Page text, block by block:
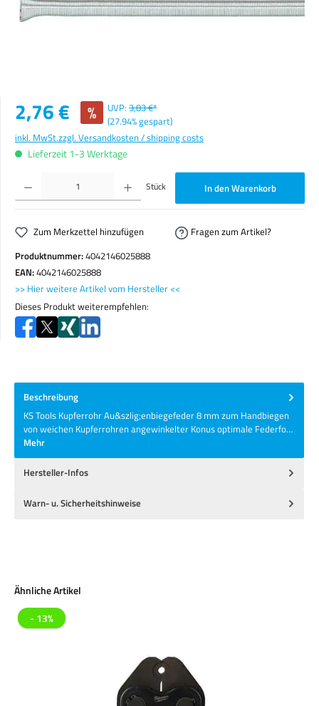
Verkaufspreis:
2,76 € % UVP: 3,83 €*
(27.94% gespart)
inkl. MwSt.zzgl. Versandkosten / shipping costs
Lieferzeit 1-3 Werktage
Produkt Anzahl: Gib den gewünschten Wert ein oder benutze die Schaltflächen um die Anzahl zu
Stück In den Warenkorb
Zum Merkzettel hinzufügen
Fragen zum Artikel?
Produktnummer:4042146025888
EAN:4042146025888
>> Hier weitere Artikel vom Hersteller <<
Dieses Produkt weiterempfehlen:
Beschreibung
KS Tools Kupferrohr Au&szlig;enbiegefeder 8 mm zum Handbiegen
von weichen Kupferrohren angewinkelter Konus optimale Federfo…
Mehr
Hersteller-Infos
Warn- u. Sicherheitshinweise
Produktgalerie überspringen
Ähnliche Artikel
- 13%